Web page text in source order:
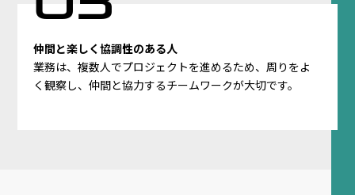
仲間と楽しく協調性のある人
業務は、複数人でプロジェクトを進めるため、周りをよ
く観察し、仲間と協力するチームワークが大切です。